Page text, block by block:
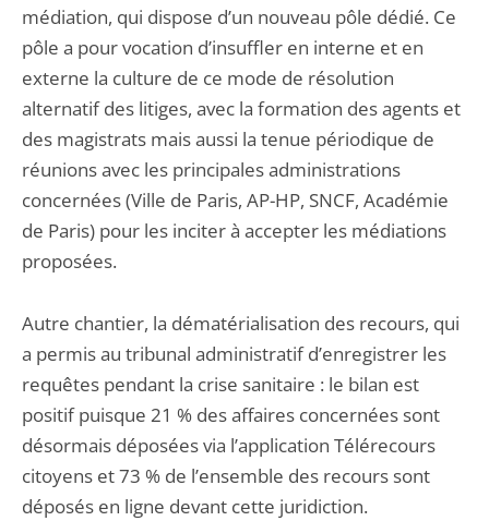
médiation, qui dispose d’un nouveau pôle dédié. Ce
pôle a pour vocation d’insuffler en interne et en
externe la culture de ce mode de résolution
alternatif des litiges, avec la formation des agents et
des magistrats mais aussi la tenue périodique de
réunions avec les principales administrations
concernées (Ville de Paris, AP-HP, SNCF, Académie
de Paris) pour les inciter à accepter les médiations
proposées.
Autre chantier, la dématérialisation des recours, qui
a permis au tribunal administratif d’enregistrer les
requêtes pendant la crise sanitaire : le bilan est
positif puisque 21 % des affaires concernées sont
désormais déposées via l’application Télérecours
citoyens et 73 % de l’ensemble des recours sont
déposés en ligne devant cette juridiction.